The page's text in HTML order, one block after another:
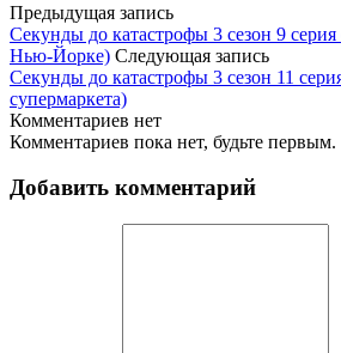
Предыдущая запись
Секунды до катастрофы 3 сезон 9
Нью-Йорке) Следующая запись
Секунды до катастрофы 3 сезон 11
супермаркета)
Комментариев нет
Комментариев пока нет, будьте первым.
Добавить комментарий